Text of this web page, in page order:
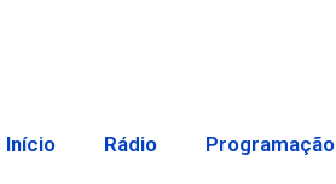
Início Rádio Programação